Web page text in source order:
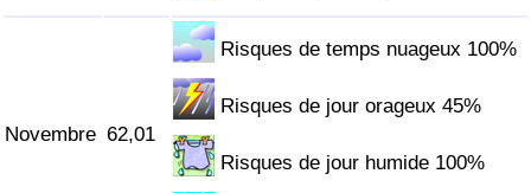
Novembre 62,01
Risques de temps nuageux 100%
Risques de jour orageux 45%
Risques de jour humide 100%